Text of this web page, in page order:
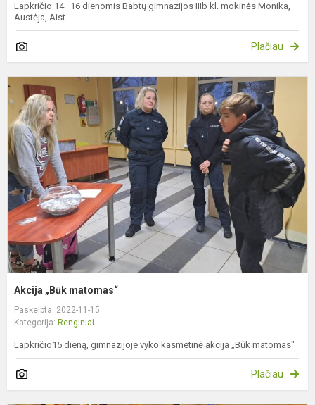
Lapkričio 14–16 dienomis Babtų gimnazijos IIIb kl. mokinės Monika,
Austėja, Aist...
Plačiau
Akcija „Būk matomas“
Paskelbta: 2022-11-15
Kategorija: Renginiai
Lapkričio15 dieną, gimnazijoje vyko kasmetinė akcija „Būk matomas"
Plačiau